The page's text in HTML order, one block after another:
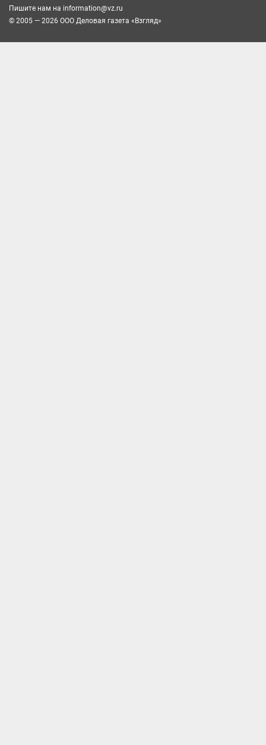
Пишите нам на information@vz.ru
© 2005 — 2026 ООО Деловая газета «Взгляд»